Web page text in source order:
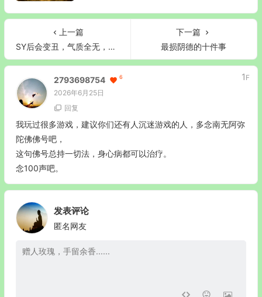
上一篇
SY后会变丑，气质全无，为什么会反应在脸上？
下一篇
最损阴德的十件事
2793698754 6
2026年6月25日
1 F
回复
我玩过很多游戏，建议你们还有人沉迷游戏的人，多念南无阿弥
陀佛佛号吧，
这句佛号总持一切法，身心病都可以治疗。
念100声吧。
发表评论
匿名网友